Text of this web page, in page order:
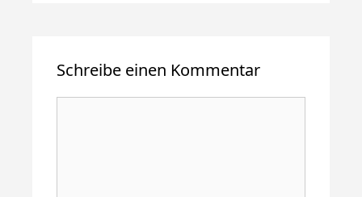
Schreibe einen Kommentar